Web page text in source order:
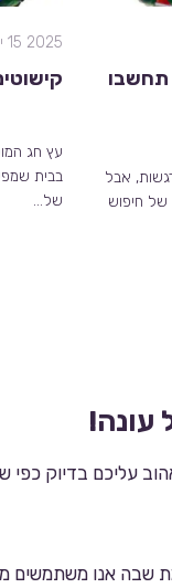
2025 15 יולי
עץ חג
בבית
של…
תחשבו
אבל
של חיפוש
עונה!
עליכם בדיוק כפי
אנו משתמשים